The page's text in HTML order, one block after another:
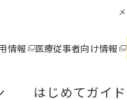
情報 医療従事者向け情報
はじめてガイド